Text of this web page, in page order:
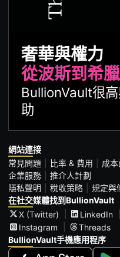
奢華與權力
從波斯到希臘
BullionVault很
助
網站連接
常見問題
比率 & 費用 成
企業服務
推介人計劃
隱私聲明
稅收策略 規定與
在社交媒體找到BullionVault
X (Twitter)
LinkedIn
Instagram
Threads
BullionVault手機應用程序